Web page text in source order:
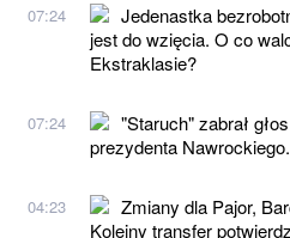
07:24
Jedenastka
jest do wzięcia. O co
Ekstraklasie?
07:24
"Staruch" zabrał
prezydenta
04:23
Zmiany dla Pajor,
Kolejny transfer